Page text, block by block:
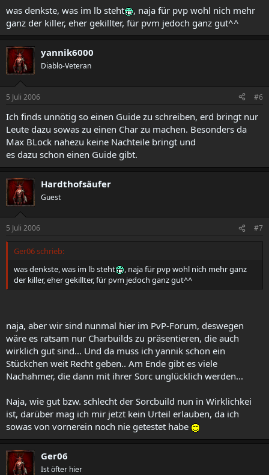
was denkste, was im lb steht
, naja für pvp wohl nich mehr
ganz der killer, eher gekillter, für pvm jedoch ganz gut^^
yannik6000
Diablo-Veteran
5 Juli 2006 #6
Ich finds unnötig so einen Guide zu schreiben, erd bringt nur
Leute dazu sowas zu einen Char zu machen. Besonders da
Max BLock nahezu keine Nachteile bringt und
es dazu schon einen Guide gibt.
Hardthofsäufer
Guest
5 Juli 2006 #7
Ger06 schrieb:
was denkste, was im lb steht
, naja für pvp wohl nich mehr ganz
der killer, eher gekillter, für pvm jedoch ganz gut^^
naja, aber wir sind nunmal hier im PvP-Forum, deswegen
wäre es ratsam nur Charbuilds zu präsentieren, die auch
wirklich gut sind... Und da muss ich yannik schon ein
Stückchen weit Recht geben.. Am Ende gibt es viele
Nachahmer, die dann mit ihrer Sorc unglücklich werden...
Naja, wie gut bzw. schlecht der Sorcbuild nun in Wirklichkei
ist, darüber mag ich mir jetzt kein Urteil erlauben, da ich
sowas von vornerein noch nie getestet habe
Ger06
Ist öfter hier